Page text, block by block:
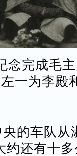
完成毛
一为李殿
的车队从
约还有十